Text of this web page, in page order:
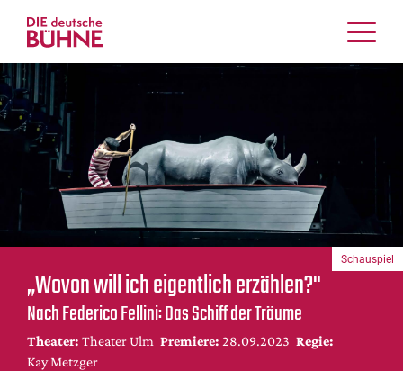
Kritiken
Schauspiel
Musiktheater
Tanz
Crossover
Bühnenwelt
Festivals & Veranstaltungen
Menschen & Theater
Themen
Internationales
Nachrufe
„Wovon will ich eigentlich erzählen?"
Nach Federico Fellini: Das Schiff der Träume
Theater: Theater Ulm Premiere: 28.09.2023 Regie:
Kay Metzger
Schauspiel